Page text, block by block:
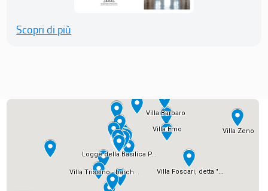
Scopri di più